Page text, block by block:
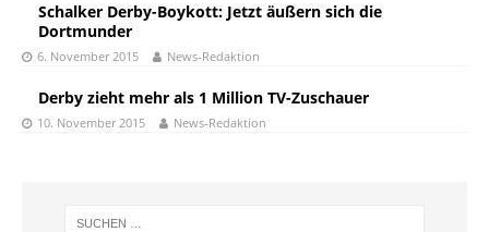
Schalker Derby-Boykott: Jetzt äußern sich die
Dortmunder
6. November 2015 News-Redaktion
Derby zieht mehr als 1 Million TV-Zuschauer
10. November 2015 News-Redaktion